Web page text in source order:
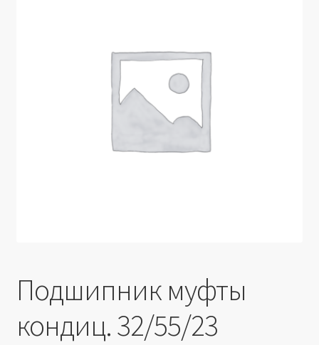
Юридические данные
Подшипник муфты
кондиц. 32/55/23